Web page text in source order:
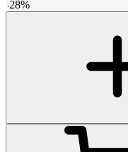
-28%